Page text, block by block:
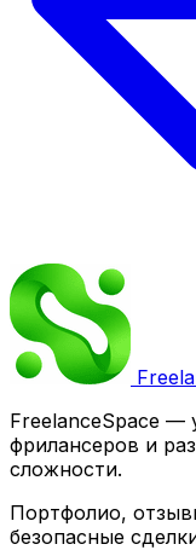
FreelanceSpace —
фрилансеров и
сложности.
Портфолио,
безопасные